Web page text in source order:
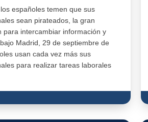
españoles temen que sus
sean pirateados, la gran
para intercambiar información y
Madrid, 29 de septiembre de
usan cada vez más sus
para realizar tareas laborales